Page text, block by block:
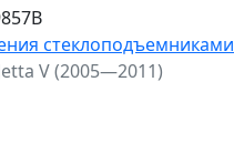
стеклоподъемниками
V (2005—2011)